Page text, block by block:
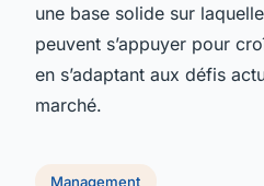
une base solide sur
peuvent s’appuyer pour
en s’adaptant aux défis
marché.
Management